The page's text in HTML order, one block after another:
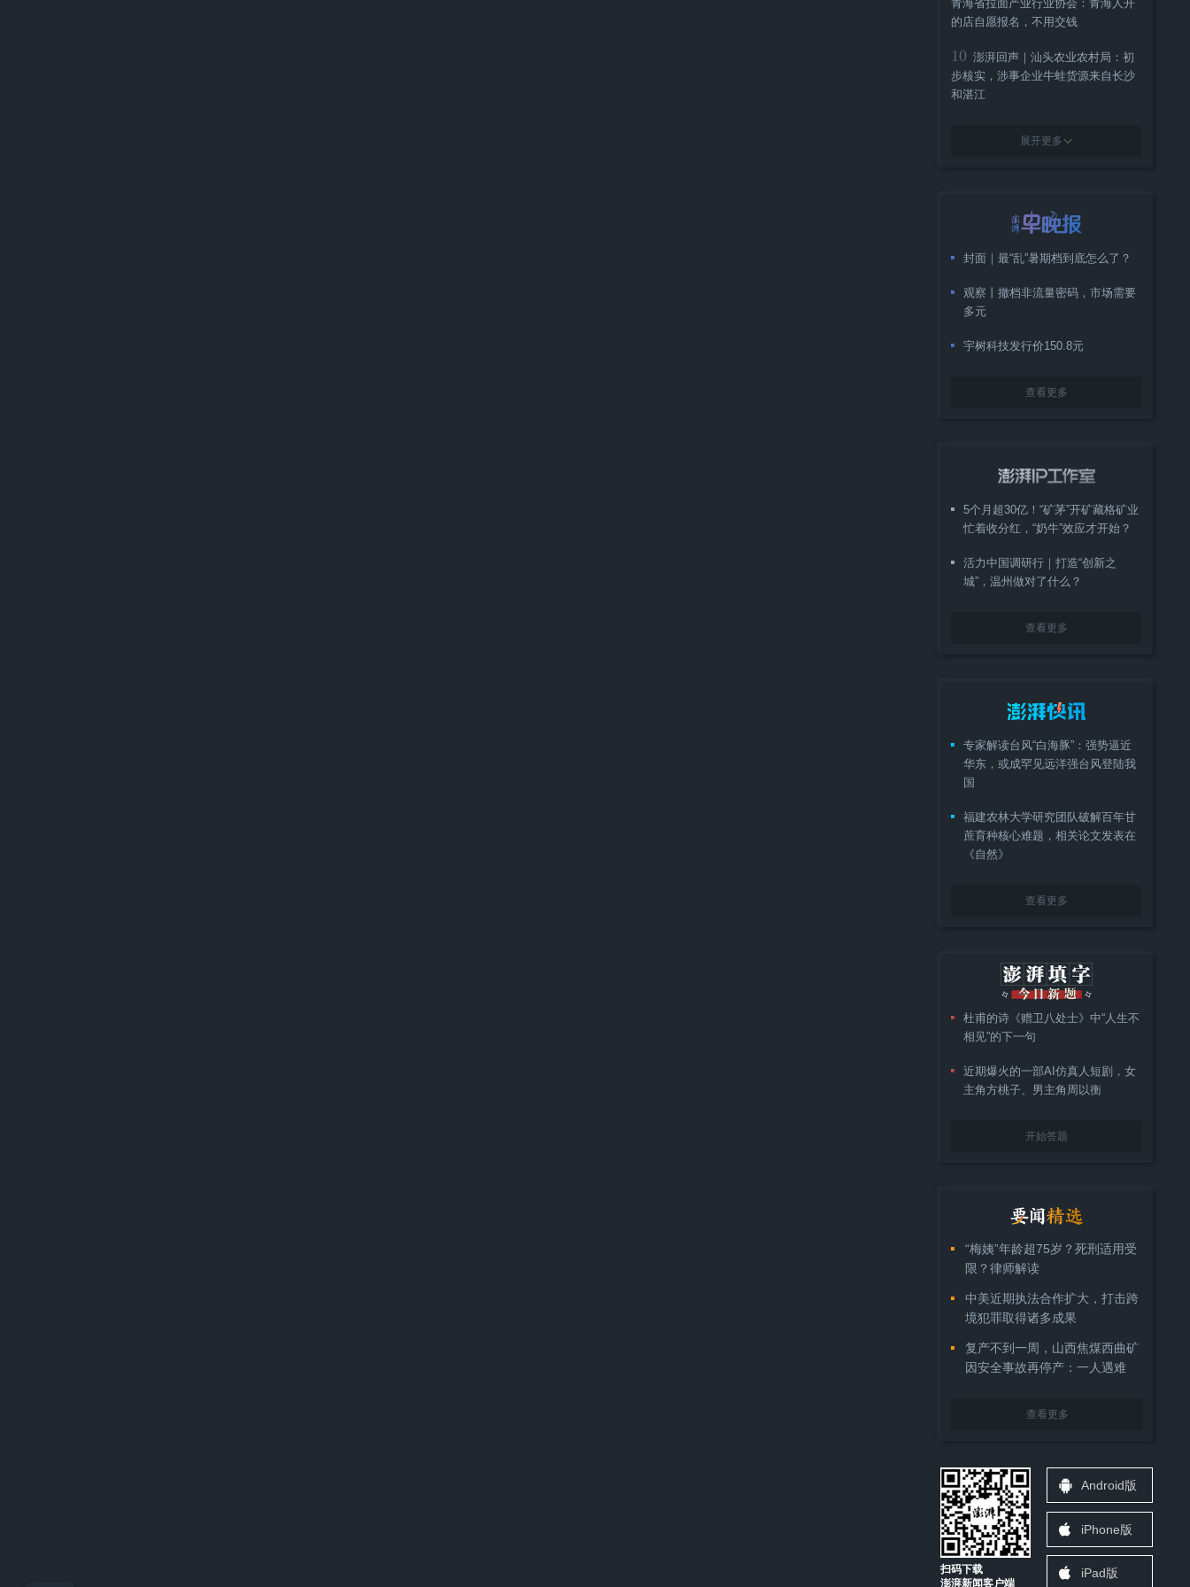
青海省拉面产业行业协会：青海人开
的店自愿报名，不用交钱
10 澎湃回声｜汕头农业农村局：初
步核实，涉事企业牛蛙货源来自长沙
和湛江
展开更多
封面｜最“乱”暑期档到底怎么了？
观察丨撤档非流量密码，市场需要
多元
宇树科技发行价150.8元
查看更多
5个月超30亿！“矿茅”开矿藏格矿业
忙着收分红，“奶牛”效应才开始？
活力中国调研行｜打造“创新之
城”，温州做对了什么？
查看更多
专家解读台风“白海豚”：强势逼近
华东，或成罕见远洋强台风登陆我
国
福建农林大学研究团队破解百年甘
蔗育种核心难题，相关论文发表在
《自然》
查看更多
杜甫的诗《赠卫八处士》中“人生不
相见”的下一句
近期爆火的一部AI仿真人短剧，女
主角方桃子、男主角周以衡
开始答题
“梅姨”年龄超75岁？死刑适用受
限？律师解读
中美近期执法合作扩大，打击跨
境犯罪取得诸多成果
复产不到一周，山西焦煤西曲矿
因安全事故再停产：一人遇难
查看更多
扫码下载
澎湃新闻客户端
Android版
iPhone版
iPad版